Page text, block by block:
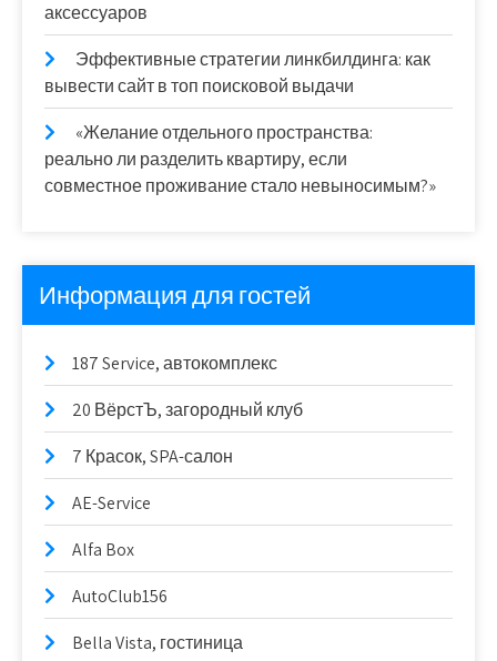
аксессуаров
Эффективные стратегии линкбилдинга: как
вывести сайт в топ поисковой выдачи
«Желание отдельного пространства:
реально ли разделить квартиру, если
совместное проживание стало невыносимым?»
Информация для гостей
187 Service, автокомплекс
20 ВёрстЪ, загородный клуб
7 Красок, SPA-салон
AE-Service
Alfa Box
AutoClub156
Bella Vista, гостиница